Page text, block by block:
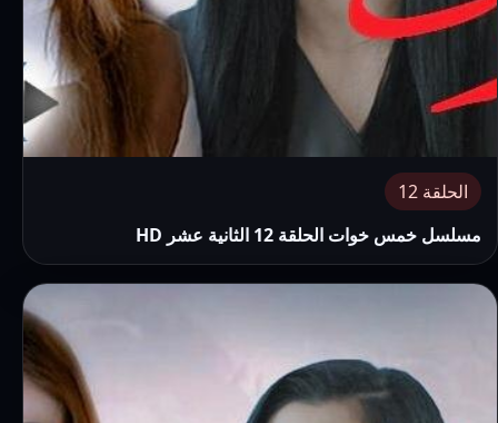
الحلقة 12
مسلسل خمس خوات الحلقة 12 الثانية عشر HD